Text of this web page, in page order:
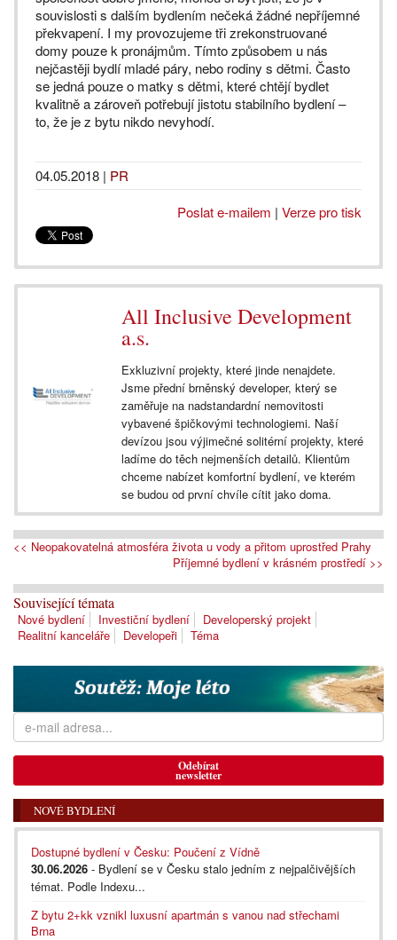
souvislosti s dalším bydlením nečeká žádné nepříjemné
překvapení. I my provozujeme tři zrekonstruované
domy pouze k pronájmům. Tímto způsobem u nás
nejčastěji bydlí mladé páry, nebo rodiny s dětmi. Často
se jedná pouze o matky s dětmi, které chtějí bydlet
kvalitně a zároveň potřebují jistotu stabilního bydlení –
to, že je z bytu nikdo nevyhodí.
04.05.2018 | PR
Poslat e-mailem | Verze pro tisk
All Inclusive Development
a.s.
Exkluzivní projekty, které jinde nenajdete.
Jsme přední brněnský developer, který se
zaměřuje na nadstandardní nemovitosti
vybavené špičkovými technologiemi. Naší
devízou jsou výjimečné solitérní projekty, které
ladíme do těch nejmenších detailů. Klientům
chceme nabízet komfortní bydlení, ve kterém
se budou od první chvíle cítit jako doma.
<< Neopakovatelná atmosféra života u vody a přitom uprostřed Prahy
Příjemné bydlení v krásném prostředí >>
Související témata
Nové bydlení Investiční bydlení
Developerský projekt
Realitní kanceláře
Developeři Téma
Odebírat
newsletter
NOVÉ BYDLENÍ
Dostupné bydlení v Česku: Poučení z Vídně
30.06.2026 - Bydlení se v Česku stalo jedním z nejpalčivějších
témat. Podle Indexu...
Z bytu 2+kk vznikl luxusní apartmán s vanou nad střechami
Brna